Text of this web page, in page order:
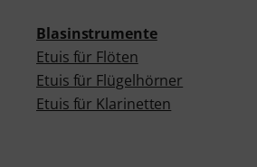
Blasinstrumente
Etuis für Flöten
Etuis für Flügelhörner
Etuis für Klarinetten